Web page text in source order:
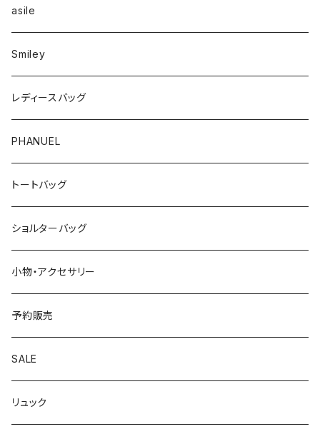
asile
Smiley
レディースバッグ
PHANUEL
トートバッグ
ショルターバッグ
小物・アクセサリー
予約販売
SALE
リュック